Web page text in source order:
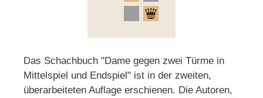
Das Schachbuch "Dame gegen zwei Türme in
Mittelspiel und Endspiel" ist in der zweiten,
überarbeiteten Auflage erschienen. Die Autoren,